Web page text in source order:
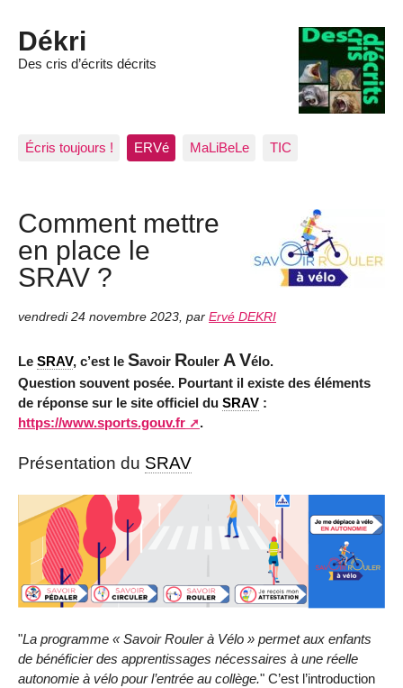
Dékri
Des cris d’écrits décrits
Écris toujours ! ERVé MaLiBeLe TIC
Comment mettre
en place le
SRAV ?
vendredi 24 novembre 2023, par Ervé DEKRI
Le SRAV, c’est le Savoir Rouler AVélo.
Question souvent posée. Pourtant il existe des éléments
de réponse sur le site officiel du SRAV :
https://www.sports.gouv.fr
.
Présentation du SRAV
"La programme « Savoir Rouler à Vélo » permet aux enfants
de bénéficier des apprentissages nécessaires à une réelle
autonomie à vélo pour l’entrée au collège." C’est l’introduction